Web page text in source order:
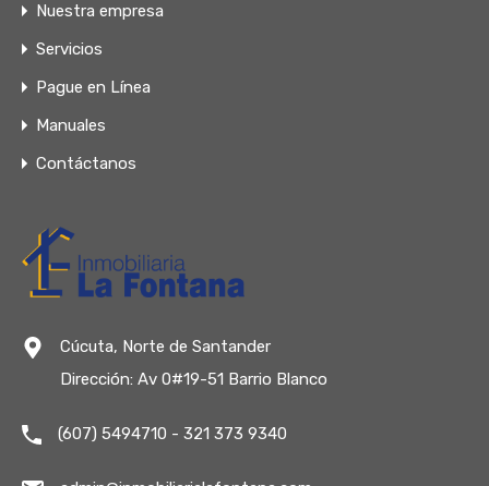
Nuestra empresa
Servicios
Pague en Línea
Manuales
Contáctanos
Cúcuta, Norte de Santander
Dirección: Av 0#19-51 Barrio Blanco
(607) 5494710 - 321 373 9340